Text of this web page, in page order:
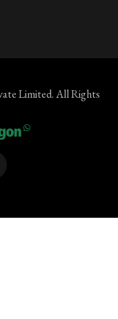
Limited. All Rights